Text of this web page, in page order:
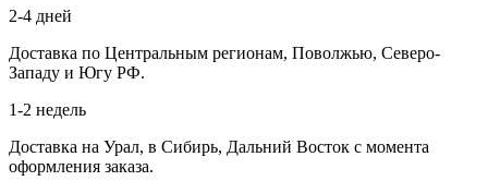
2-4 дней
Доставка по Центральным регионам, Поволжью, Северо-
Западу и Югу РФ.
1-2 недель
Доставка на Урал, в Сибирь, Дальний Восток с момента
оформления заказа.